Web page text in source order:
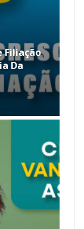
Filiação
Da